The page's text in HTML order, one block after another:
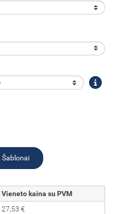
Šablonai
Vieneto kaina su PVM
27,53 €